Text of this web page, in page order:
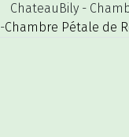
ChateauBily -
-Chambre Pétale de